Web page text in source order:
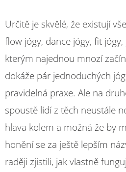
Určitě je skvělé, že existují
flow jógy, dance jógy, fit
kterým najednou mnozí
dokáže pár jednoduchých
pravidelná praxe. Ale na
spoustě lidí z těch neustále
hlava kolem a možná že by
honění se za ještě lepším
raději zjistili, jak vlastně